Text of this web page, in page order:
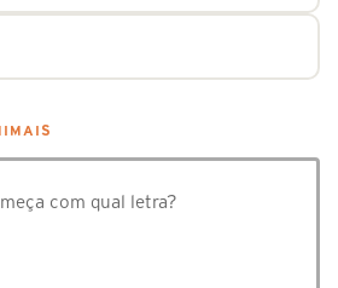
com qual letra?